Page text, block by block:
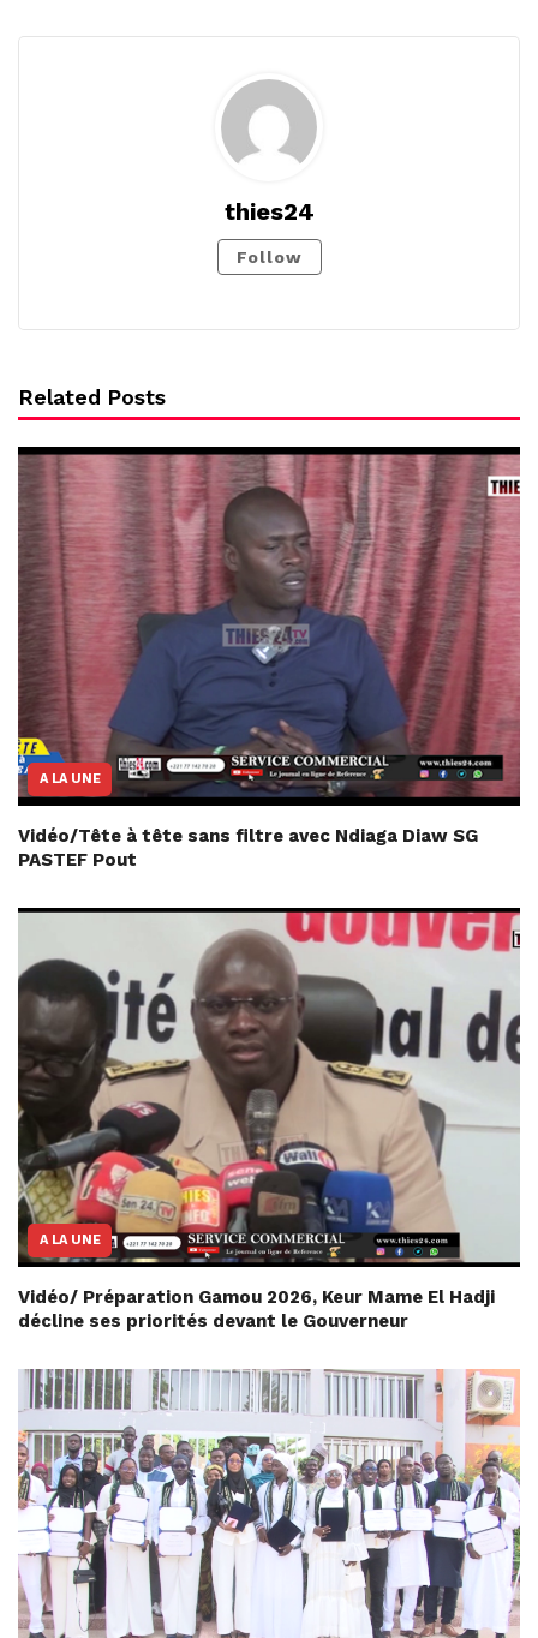
thies24
Follow
Related Posts
A LA UNE
Vidéo/Tête à tête sans filtre avec Ndiaga Diaw SG
PASTEF Pout
A LA UNE
Vidéo/ Préparation Gamou 2026, Keur Mame El Hadji
décline ses priorités devant le Gouverneur